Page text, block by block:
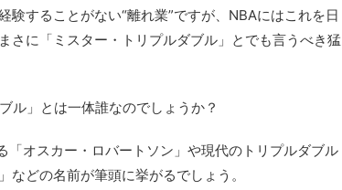
験することがない“離れ業”ですが、NBAにはこれを日
さに「ミスター・トリプルダブル」とでも言うべき猛
ル」とは一体誰なのでしょうか？
「オスカー・ロバートソン」や現代のトリプルダブル
どの名前が筆頭に挙がるでしょう。